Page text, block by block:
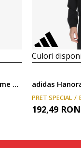
adidas Hanorac AEROREADY Game and Go
Culori
adidas
PRET SPECIAL
192,49 RON